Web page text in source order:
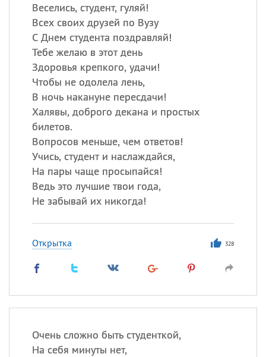
Веселись, студент, гуляй!
Всех своих друзей по Вузу
С Днем студента поздравляй!
Тебе желаю в этот день
Здоровья крепкого, удачи!
Чтобы не одолела лень,
В ночь накануне пересдачи!
Халявы, доброго декана и простых
билетов.
Вопросов меньше, чем ответов!
Учись, студент и наслаждайся,
На пары чаще просыпайся!
Ведь это лучшие твои года,
Не забывай их никогда!
Открытка 328
Очень сложно быть студенткой,
На себя минуты нет,
09.08
(Smokey Bear Day)
Сегодня празднуют именины
Сергей, Теодор,
Посмотреть значение
происхождение